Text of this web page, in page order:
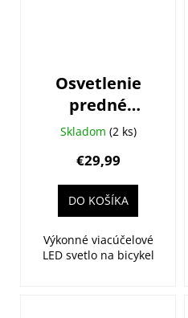
Osvetlenie
predné
LEZYNE KTV
300+
Skladom (2 ks)
€29,99
DO KOŠÍKA
Výkonné viacúčelové
LED svetlo na bicykel